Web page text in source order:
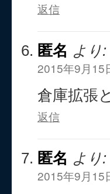
返信
匿名 より:
2015年9月15
倉庫拡張
返信
匿名 より:
2015年9月15